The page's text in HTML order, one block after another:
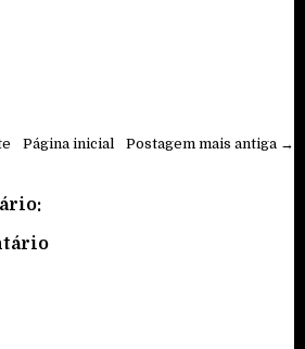
Postagem mais antiga →
Página inicial